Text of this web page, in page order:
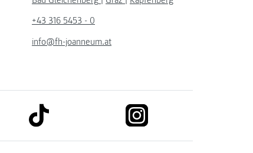
+43 316 5453 - 0
info@fh-joanneum.at
link to tiktok